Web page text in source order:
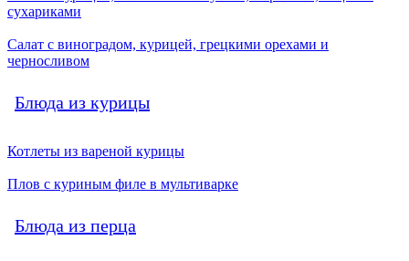
сухариками
Салат с виноградом, курицей, грецкими орехами и
черносливом
Блюда из курицы
Котлеты из вареной курицы
Плов с куриным филе в мультиварке
Блюда из перца